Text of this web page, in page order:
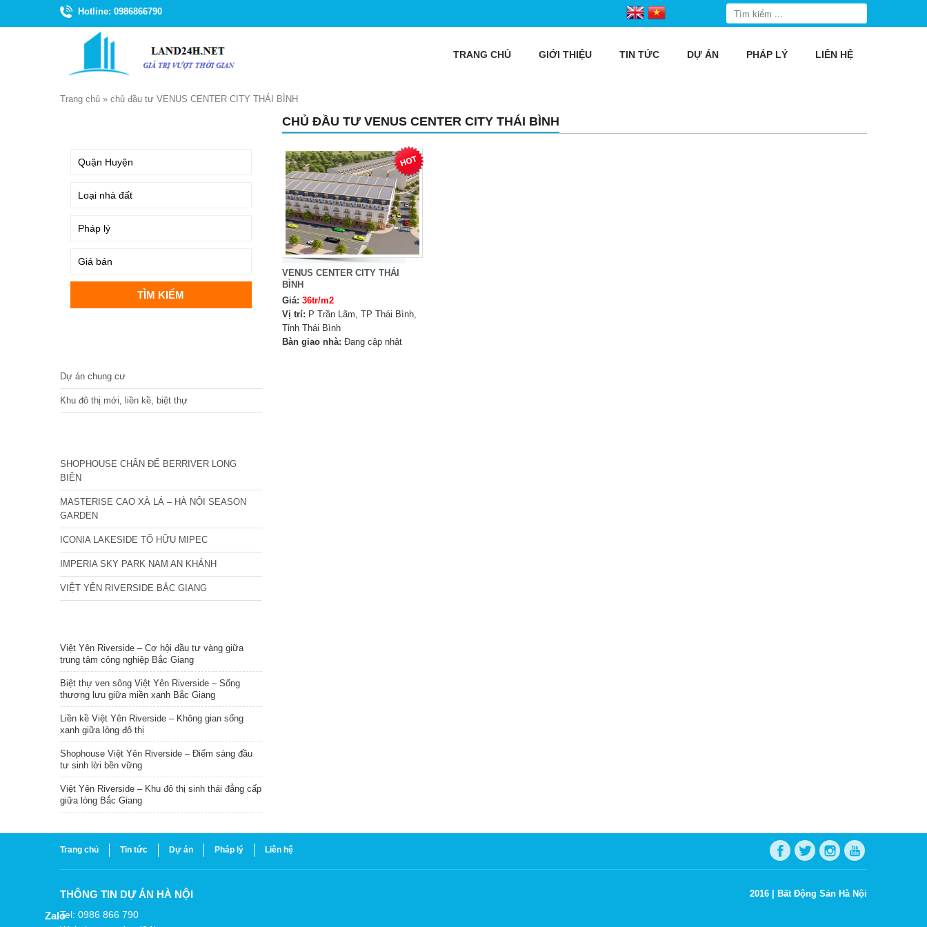
Hotline: 0986866790
TRANG CHỦ GIỚI THIỆU TIN TỨC DỰ ÁN PHÁP LÝ LIÊN HỆ
Trang chủ » chủ đầu tư VENUS CENTER CITY THÁI BÌNH
CHỦ ĐẦU TƯ VENUS CENTER CITY THÁI BÌNH
VENUS CENTER CITY THÁI
BÌNH
Giá: 36tr/m2
Vị trí: P Trần Lãm, TP Thái Bình,
Tỉnh Thái Bình
Bàn giao nhà: Đang cập nhật
Dự án chung cư
Khu đô thị mới, liền kề, biệt thự
SHOPHOUSE CHÂN ĐẾ BERRIVER LONG
BIÊN
MASTERISE CAO XÀ LÁ – HÀ NỘI SEASON
GARDEN
ICONIA LAKESIDE TỐ HỮU MIPEC
IMPERIA SKY PARK NAM AN KHÁNH
VIỆT YÊN RIVERSIDE BẮC GIANG
Việt Yên Riverside – Cơ hội đầu tư vàng giữa
trung tâm công nghiệp Bắc Giang
Biệt thự ven sông Việt Yên Riverside – Sống
thượng lưu giữa miền xanh Bắc Giang
Liền kề Việt Yên Riverside – Không gian sống
xanh giữa lòng đô thị
Shophouse Việt Yên Riverside – Điểm sáng đầu
tư sinh lời bền vững
Việt Yên Riverside – Khu đô thị sinh thái đẳng cấp
giữa lòng Bắc Giang
Trang chủ Tin tức Dự án Pháp lý Liên hệ
THÔNG TIN DỰ ÁN HÀ NỘI
Tel: 0986 866 790
2016 | Bất Động Sản Hà Nội
Zalo